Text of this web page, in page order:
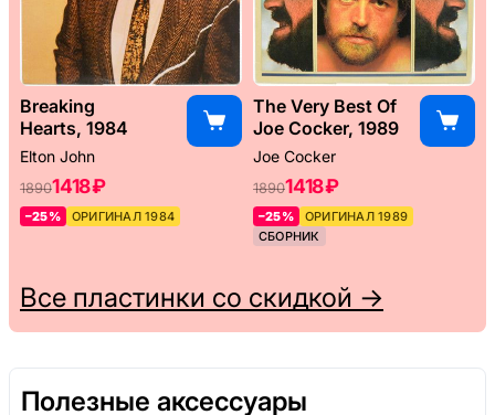
Breaking
Hearts, 1984
Elton John
18901418 ₽
–25% ОРИГИНАЛ 1984
The Very Best Of
Joe Cocker, 1989
Joe Cocker
18901418 ₽
–25%
ОРИГИНАЛ 1989
СБОРНИК
Все пластинки со скидкой →
Полезные аксессуары